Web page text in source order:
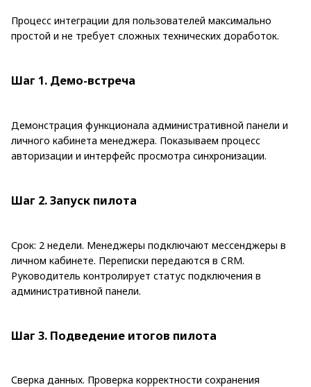
Процесс интеграции для пользователей максимально
простой и не требует сложных технических доработок.
Шаг 1. Демо-встреча
Демонстрация функционала административной панели и
личного кабинета менеджера. Показываем процесс
авторизации и интерфейс просмотра синхронизации.
Шаг 2. Запуск пилота
Срок: 2 недели. Менеджеры подключают мессенджеры в
личном кабинете. Переписки передаются в CRM.
Руководитель контролирует статус подключения в
административной панели.
Шаг 3. Подведение итогов пилота
Сверка данных. Проверка корректности сохранения